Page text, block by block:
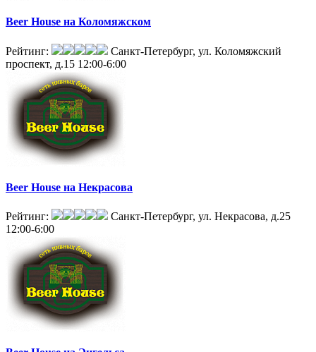
Beer House на Коломяжском
Рейтинг:
Санкт-Петербург, ул. Коломяжский
проспект, д.15 12:00-6:00
Beer House на Некрасова
Рейтинг:
Санкт-Петербург, ул. Некрасова, д.25
12:00-6:00